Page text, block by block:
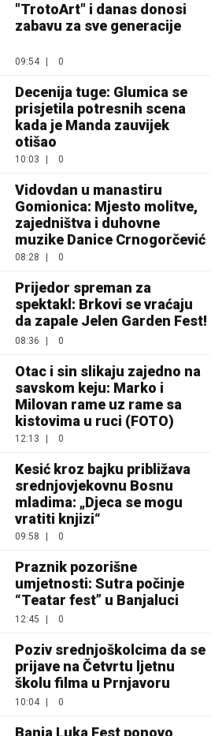
"TrotoArt" i danas donosi
zabavu za sve generacije
09:54 0
Decenija tuge: Glumica se
prisjetila potresnih scena
kada je Manda zauvijek
otišao
10:03 0
Vidovdan u manastiru
Gomionica: Mjesto molitve,
zajedništva i duhovne
muzike Danice Crnogorčević
08:28 0
Prijedor spreman za
spektakl: Brkovi se vraćaju
da zapale Jelen Garden Fest!
08:36 | 0
Otac i sin slikaju zajedno na
savskom keju: Marko i
Milovan rame uz rame sa
kistovima u ruci (FOTO)
12:13 | 0
Kesić kroz bajku približava
srednjovjekovnu Bosnu
mladima: „Djeca se mogu
vratiti knjizi“
09:58 | 0
Praznik pozorišne
umjetnosti: Sutra počinje
“Teatar fest” u Banjaluci
12:45 0
Poziv srednjoškolcima da se
prijave na Četvrtu ljetnu
školu filma u Prnjavoru
10:04 0
Banja Luka Fest ponovo